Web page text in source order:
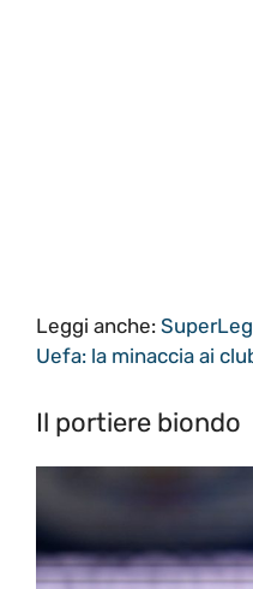
Leggi anche:
Uefa: la minaccia ai
Il portiere biondo